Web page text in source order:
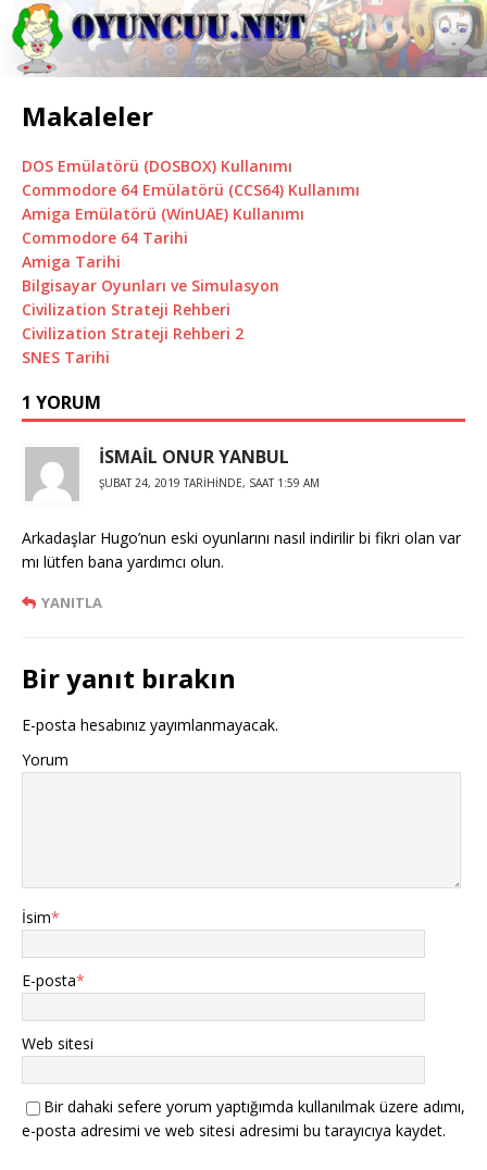
Makaleler
DOS Emülatörü (DOSBOX) Kullanımı
Commodore 64 Emülatörü (CCS64) Kullanımı
Amiga Emülatörü (WinUAE) Kullanımı
Commodore 64 Tarihi
Amiga Tarihi
Bilgisayar Oyunları ve Simulasyon
Civilization Strateji Rehberi
Civilization Strateji Rehberi 2
SNES Tarihi
1 YORUM
İSMAİL ONUR YANBUL
ŞUBAT 24, 2019 TARIHINDE, SAAT 1:59 AM
Arkadaşlar Hugo’nun eski oyunlarını nasıl indirilir bi fikri olan var
mı lütfen bana yardımcı olun.
YANITLA
Bir yanıt bırakın
E-posta hesabınız yayımlanmayacak.
Yorum
İsim*
E-posta*
Web sitesi
Bir dahaki sefere yorum yaptığımda kullanılmak üzere adımı,
e-posta adresimi ve web sitesi adresimi bu tarayıcıya kaydet.